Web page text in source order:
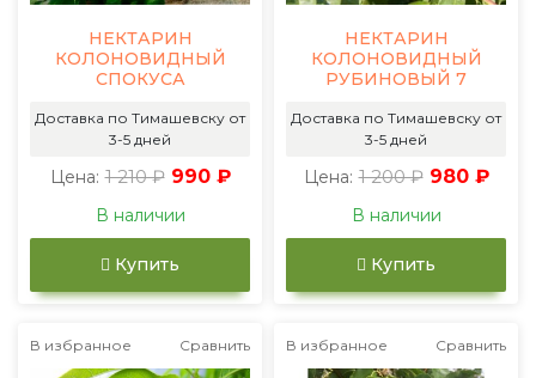
НЕКТАРИН
КОЛОНОВИДНЫЙ
СПОКУСА
Доставка по Тимашевску от
3-5 дней
Цена: 1 210 ₽ 990 ₽
В наличии
Купить
НЕКТАРИН
КОЛОНОВИДНЫЙ
РУБИНОВЫЙ 7
Доставка по Тимашевску от
3-5 дней
Цена: 1 200 ₽ 980 ₽
В наличии
Купить
В избранное Сравнить В избранное Сравнить